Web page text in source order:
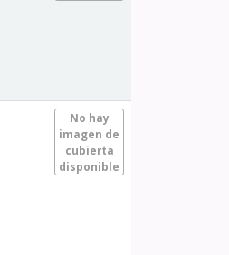
No hay
imagen de
cubierta
disponible